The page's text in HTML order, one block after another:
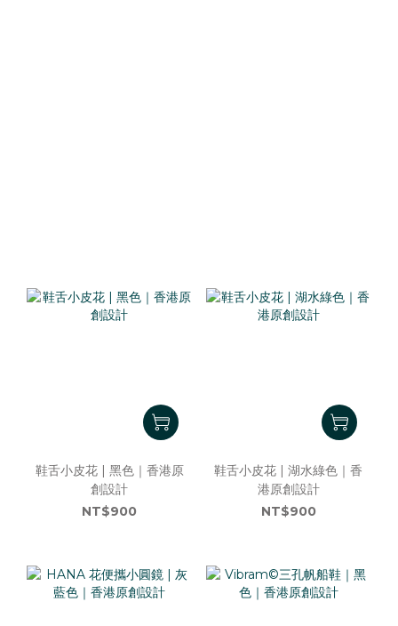
鞋舌小皮花 | 黑色｜香港原
創設計
NT$900
鞋舌小皮花 | 湖水綠色｜香
港原創設計
NT$900